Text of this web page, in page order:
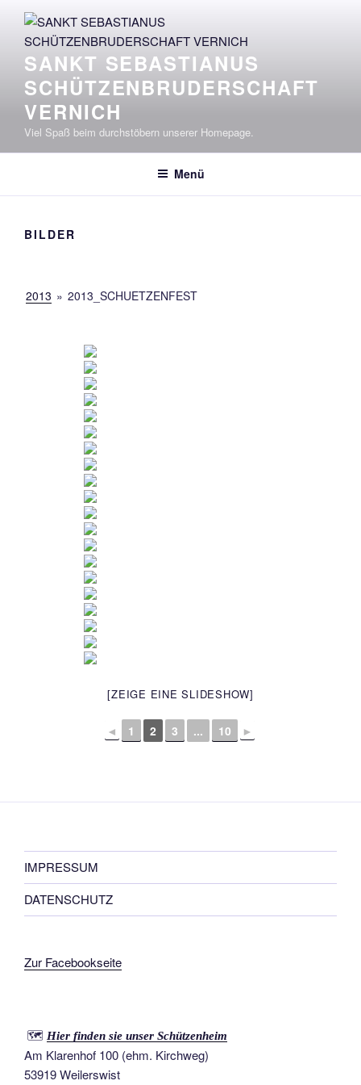
Inhalt
springen
SANKT SEBASTIANUS
SCHÜTZENBRUDERSCHAFT
VERNICH
Viel Spaß beim durchstöbern unserer Homepage.
Menü
BILDER
2013 » 2013_SCHUETZENFEST
[ZEIGE EINE SLIDESHOW]
◄ 1 2 3 ... 10 ►
IMPRESSUM
DATENSCHUTZ
Zur Facebookseite
🗺️ Hier finden sie unser Schützenheim
Am Klarenhof 100 (ehm. Kirchweg)
53919 Weilerswist